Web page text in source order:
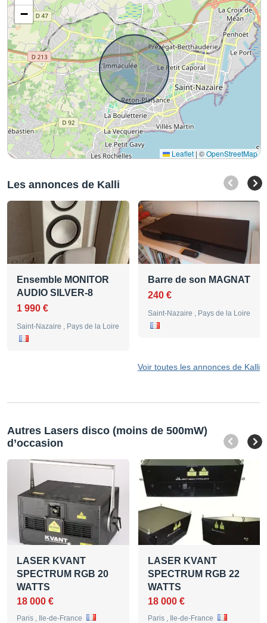
−
Leaflet | ©OpenStreetMap
Les annonces de Kalli
Ensemble MONITOR
AUDIO SILVER-8
1 990 €
Saint-Nazaire , Pays de la Loire
Barre de son MAGNAT
240 €
Saint-Nazaire , Pays de la Loire
Voir toutes les annonces de Kalli
Autres Lasers disco (moins de 500mW)
d’occasion
LASER KVANT
SPECTRUM RGB 20
WATTS
18 000 €
Paris , Ile-de-France
LASER KVANT
SPECTRUM RGB 22
WATTS
18 000 €
Paris , Ile-de-France